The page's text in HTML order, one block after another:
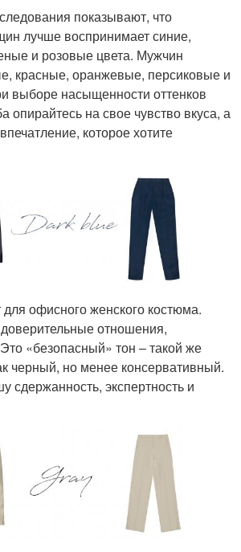
показывают, что
лучше воспринимает синие,
и розовые цвета. Мужчин
красные, оранжевые, персиковые и
выборе насыщенности оттенков
опирайтесь на свое чувство вкуса, а
которое хотите
для офисного женского костюма.
отношения,
«безопасный» тон – такой же
черный, но менее консервативный.
сдержанность, экспертность и